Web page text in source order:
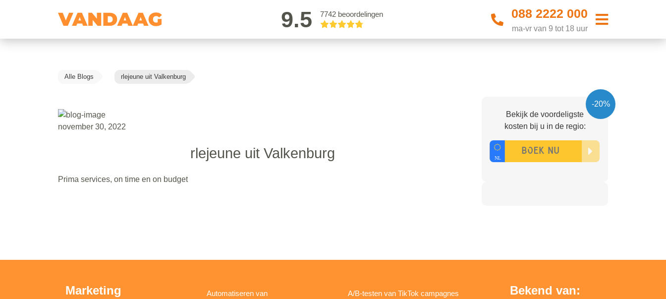
9.5 7742 beoordelingen 088 2222 000
ma-vr van 9 tot 18 uur
Alle Blogs rlejeune uit Valkenburg
november 30, 2022
rlejeune uit Valkenburg
Prima services, on time en on budget
-20%
Bekijk de voordeligste
kosten bij u in de regio:
Marketing
Automatiseren van
A/B-testen van TikTok campagnes
Bekend van: